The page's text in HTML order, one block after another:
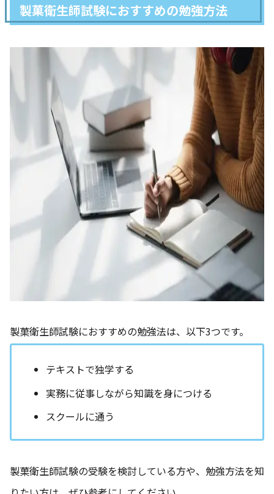
製菓衛生師試験におすすめの勉強方法
製菓衛生師試験におすすめの勉強法は、以下3つです。
テキストで独学する
実務に従事しながら知識を身につける
スクールに通う
製菓衛生師試験の受験を検討している方や、勉強方法を知